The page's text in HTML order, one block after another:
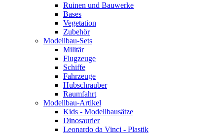
Ruinen und Bauwerke
Bases
Vegetation
Zubehör
Modellbau-Sets
Militär
Flugzeuge
Schiffe
Fahrzeuge
Hubschrauber
Raumfahrt
Modellbau-Artikel
Kids - Modellbausätze
Dinosaurier
Leonardo da Vinci - Plastik